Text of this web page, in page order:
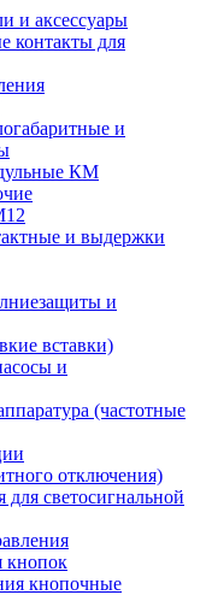
и аксессуары
контакты для
и
КМ
и выдержки
и
вставки)
и
(частотные
отключения)
светосигнальной
кнопок
кнопочные